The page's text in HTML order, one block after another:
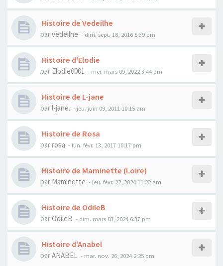
Histoire de Vedeilhe
parvedeilhe - dim. sept. 18, 2016 5:39 pm
Histoire d'Elodie
par Elodie0001 - mer. mars 09, 2022 3:44 pm
Histoire de L-jane
parl-jane. - jeu. juin 09, 2011 10:15 am
Histoire de Rosa
parrosa - lun. févr. 13, 2017 10:17 pm
Histoire de Maminette (Loire)
par Maminette - jeu. févr. 22, 2024 11:22 am
Histoire de OdileB
parOdileB - dim. mars 03, 2024 6:37 pm
Histoire d'Anabel
parANABEL - mar. nov. 26, 2024 2:25 pm